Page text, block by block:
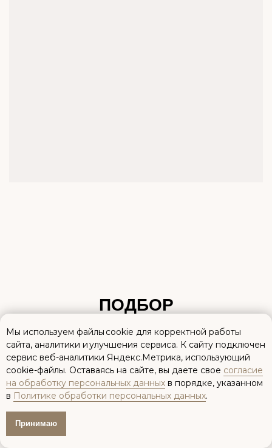
Мы используем файлы cookie для корректной работы
сайта, аналитики и улучшения сервиса. К cайту подключен
сервис веб-аналитики Яндекс.Метрика, использующий
cookie-файлы. Оставаясь на сайте, вы даете свое согласие
на обработку персональных данных в порядке, указанном
в Политике обработки персональных данных.
Принимаю